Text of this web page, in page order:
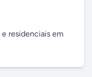
residenciais em